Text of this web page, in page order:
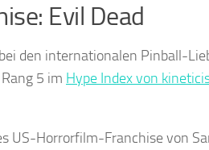
Evil Dead
den internationalen Pinball-
5 im Hype Index von
US-Horrorfilm-Franchise von